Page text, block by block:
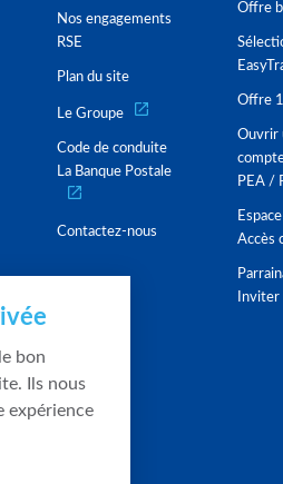
Nos engagements
RSE
Plan du site
Le Groupe
Code de conduite
La Banque Postale
Contactez-nous
Offre
Offre
Ouvrir
PEA /
Accès
Inviter
bon
Ils nous
expérience